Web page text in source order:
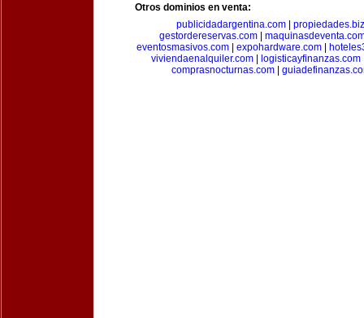
Otros dominios en venta:
publicidadargentina.com| propiedades.biz
gestordereservas.com|
eventosmasivos.com
expohardware.com
viviendaenalquiler.com
logisticayfinanzas.com
comprasnocturnas.com